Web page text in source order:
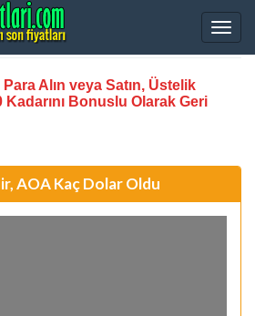
Alın veya Satın, Üstelik
Kadarını Bonuslu Olarak Geri
AOA Kaç Dolar Oldu